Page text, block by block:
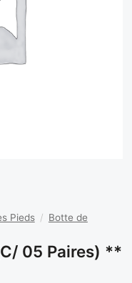
Pieds / Botte de
05 Paires) **